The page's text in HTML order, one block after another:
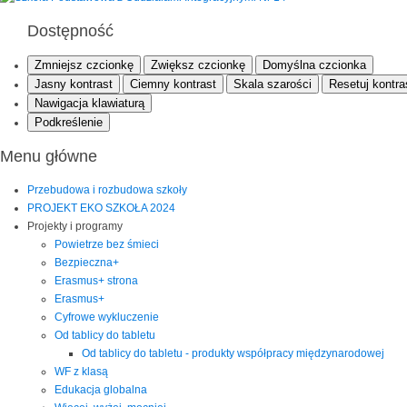
Dostępność
Zmniejsz czcionkę Zwiększ czcionkę
Domyślna czcionka
Jasny kontrast
Ciemny kontrast Skala szarości
Resetuj
Nawigacja klawiaturą
Podkreślenie
Menu główne
Przebudowa i rozbudowa szkoły
PROJEKT EKO SZKOŁA 2024
Projekty i programy
Powietrze bez śmieci
Bezpieczna+
Erasmus+ strona
Erasmus+
Cyfrowe wykluczenie
Od tablicy do tabletu
Od tablicy do tabletu - produkty współpracy międzynarodowej
WF z klasą
Edukacja globalna